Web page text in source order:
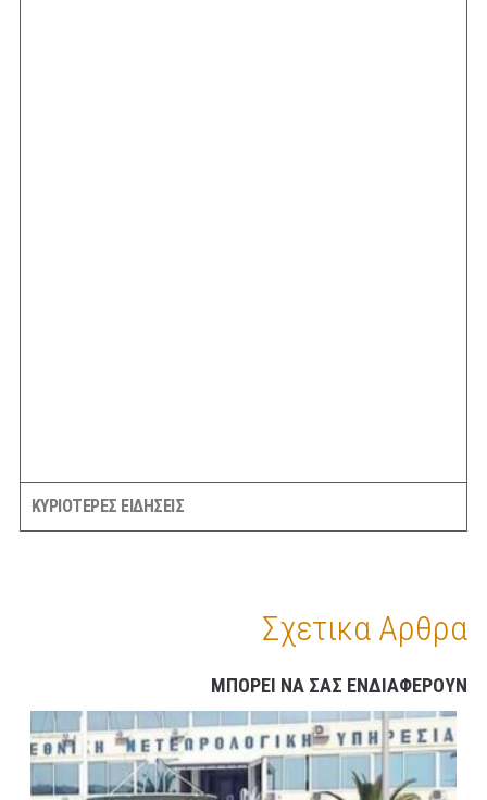
ΚΥΡΙΟΤΕΡΕΣ ΕΙΔΗΣΕΙΣ
Σχετικα Αρθρα
ΜΠΟΡΕΙ ΝΑ ΣΑΣ ΕΝΔΙΑΦΕΡΟΥΝ